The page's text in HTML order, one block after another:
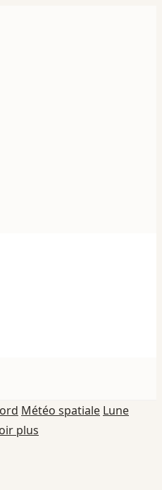
Météo spatiale Lune
plus